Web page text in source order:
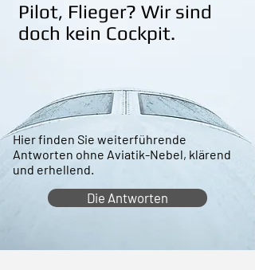
Pilot, Flieger? Wir sind
doch kein Cockpit.
Hier finden Sie weiterführende
Antworten ohne Aviatik-Nebel, klärend
und erhellend.
Die Antworten